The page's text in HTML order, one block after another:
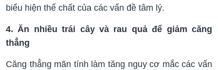
biểu hiện thể chất của các vấn đề tâm lý.
4. Ăn nhiều trái cây và rau quả để giảm căng
thẳng
Căng thẳng mãn tính làm tăng nguy cơ mắc các vấn